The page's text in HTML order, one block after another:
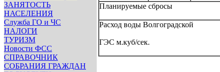
ЗАНЯТОСТЬ
НАСЕЛЕНИЯ
Служба ГО и ЧС
НАЛОГИ
ТУРИЗМ
Новости ФСС
СПРАВОЧНИК
СОБРАНИЯ ГРАЖДАН
Планируемые сбросы
Расход воды Волгоградской
ГЭС м.куб/сек.